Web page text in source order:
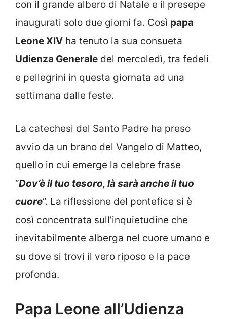
con il grande albero di Natale e il presepe
inaugurati solo due giorni fa. Così papa
Leone XIV ha tenuto la sua consueta
Udienza Generale del mercoledì, tra fedeli
e pellegrini in questa giornata ad una
settimana dalle feste.
La catechesi del Santo Padre ha preso
avvio da un brano del Vangelo di Matteo,
quello in cui emerge la celebre frase
“Dov’è il tuo tesoro, là sarà anche il tuo
cuore“. La riflessione del pontefice si è
così concentrata sull’inquietudine che
inevitabilmente alberga nel cuore umano e
su dove si trovi il vero riposo e la pace
profonda.
Papa Leone all’Udienza